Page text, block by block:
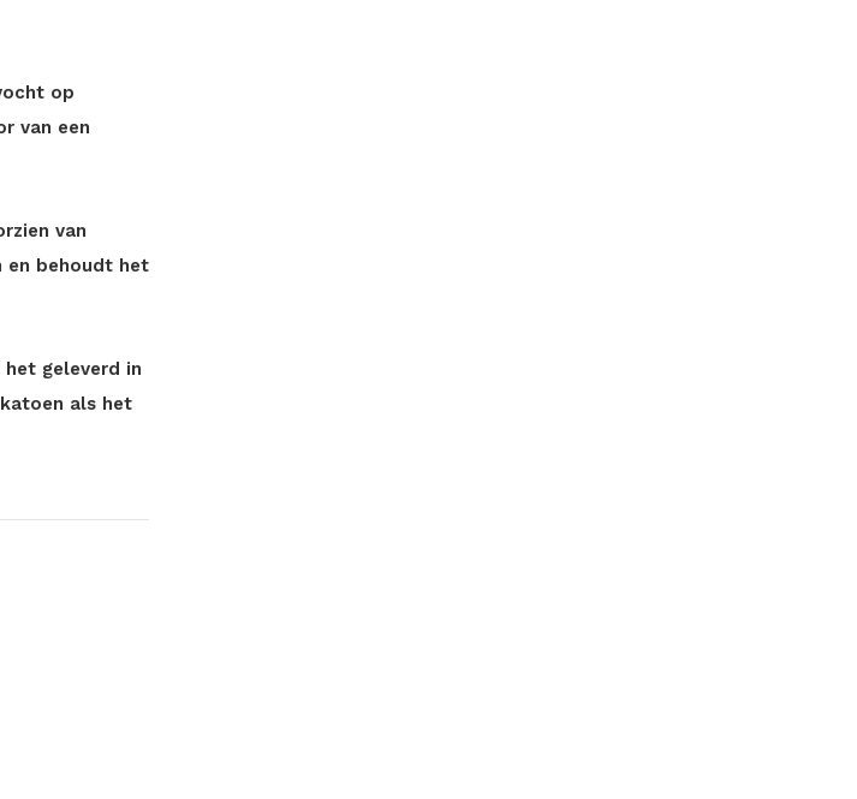
op
van een
van
en behoudt het
geleverd in
als het